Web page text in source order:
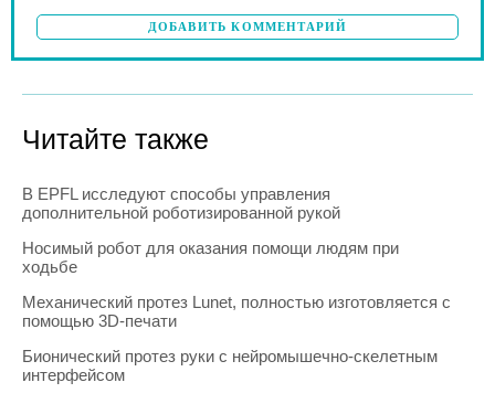
ДОБАВИТЬ КОММЕНТАРИЙ
Читайте также
В EPFL исследуют способы управления
дополнительной роботизированной рукой
Носимый робот для оказания помощи людям при
ходьбе
Механический протез Lunet, полностью изготовляется с
помощью 3D-печати
Бионический протез руки с нейромышечно-скелетным
интерфейсом